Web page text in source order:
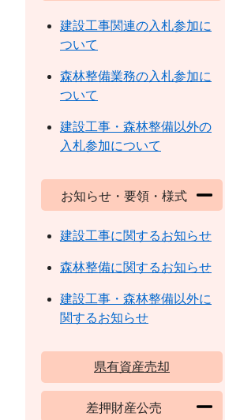
建設工事関連の入札参加に
ついて
森林整備業務の入札参加に
ついて
建設工事・森林整備以外の
入札参加について
お知らせ・要領・様式
建設工事に関するお知らせ
森林整備に関するお知らせ
建設工事・森林整備以外に
関するお知らせ
県有資産売却
差押財産公売